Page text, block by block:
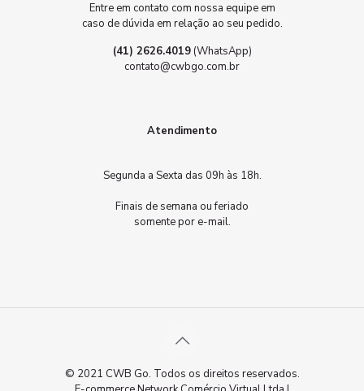
Entre em contato com nossa equipe em
caso de dúvida em relação ao seu pedido.
(41) 2626.4019(WhatsApp)
contato@cwbgo.com.br
Atendimento
Segunda a Sexta das 09h às 18h.
Finais de semana ou feriado
somente por e-mail.
© 2021 CWB Go. Todos os direitos reservados.